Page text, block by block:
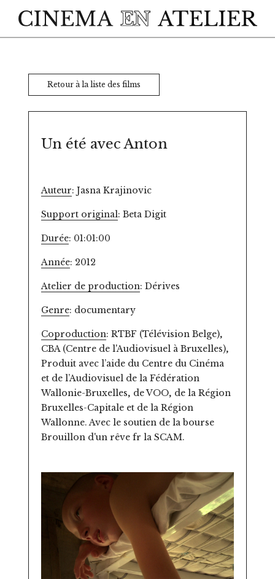
Retour à la liste des films
Un été avec Anton
Auteur: Jasna Krajinovic
Support original: Beta Digit
Durée: 01:01:00
Année: 2012
Atelier de production: Dérives
Genre: documentary
Coproduction: RTBF (Télévision Belge),
CBA (Centre de l'Audiovisuel à Bruxelles),
Produit avec l’aide du Centre du Cinéma
et de l’Audiovisuel de la Fédération
Wallonie-Bruxelles, de VOO, de la Région
Bruxelles-Capitale et de la Région
Wallonne. Avec le soutien de la bourse
Brouillon d'un rêve fr la SCAM.